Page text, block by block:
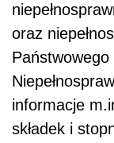
oraz
informacje
składek i